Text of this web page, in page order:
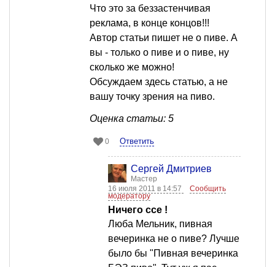
Что это за беззастенчивая
реклама, в конце концов!!!
Автор статьи пишет не о пиве. А
вы - только о пиве и о пиве, ну
сколько же можно!
Обсуждаем здесь статью, а не
вашу точку зрения на пиво.
Оценка статьи: 5
0 Ответить
Сергей Дмитриев
Мастер
16 июля 2011 в 14:57
Сообщить
модератору
Ничего ссе !
Люба Мельник, пивная
вечеринка не о пиве? Лучше
было бы "Пивная вечеринка